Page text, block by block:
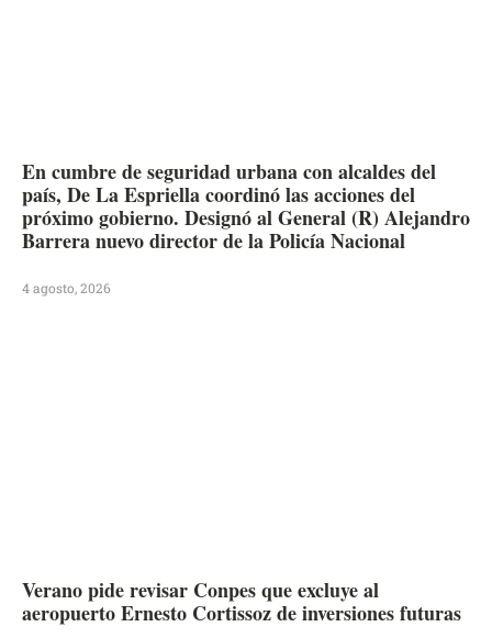
En cumbre de seguridad urbana con alcaldes del
país, De La Espriella coordinó las acciones del
próximo gobierno. Designó al General (R) Alejandro
Barrera nuevo director de la Policía Nacional
4 agosto, 2026
Verano pide revisar Conpes que excluye al
aeropuerto Ernesto Cortissoz de inversiones futuras